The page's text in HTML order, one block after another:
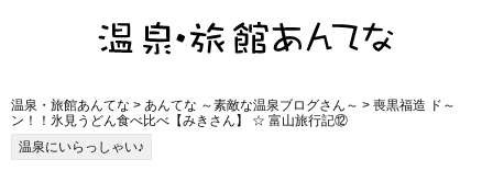
温泉・旅館あんてな > あんてな ～素敵な温泉ブログさん～ > 喪黒福造 ド～
ン！！氷見うどん食べ比べ【みきさん】 ☆ 富山旅行記⑫
温泉にいらっしゃい♪